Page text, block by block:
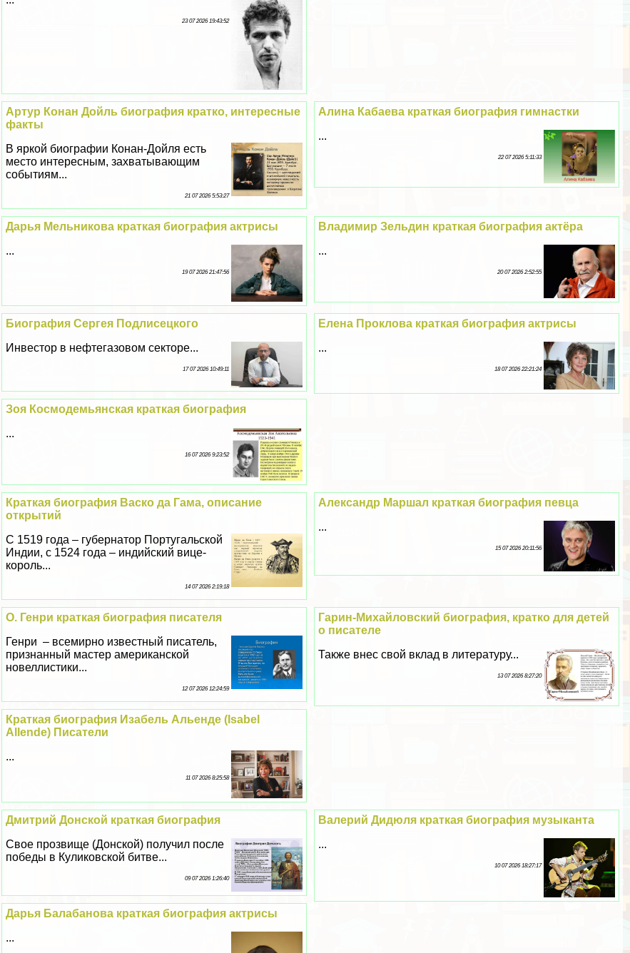
23 07 2026 19:43:52
Алина Кабаева краткая биография гимнастки
...
22 07 2026 5:11:33
Артур Конан Дойль биография кратко, интересные
факты
В яркой биографии Конан-Дойля есть
место интересным, захватывающим
событиям...
21 07 2026 5:53:27
Владимир Зельдин краткая биография актёра
...
20 07 2026 2:52:55
Дарья Мельникова краткая биография актрисы
...
19 07 2026 21:47:56
Елена Проклова краткая биография актрисы
...
18 07 2026 22:21:24
Биография Сергея Подлисецкого
Инвестор в нефтегазовом секторе...
17 07 2026 10:49:11
Зоя Космодемьянская краткая биография
...
16 07 2026 9:23:52
Александр Маршал краткая биография певца
...
15 07 2026 20:11:56
Краткая биография Васко да Гама, описание
открытий
С 1519 года – губернатор Португальской
Индии, с 1524 года – индийский вице-
король...
14 07 2026 2:19:18
Гарин-Михайловский биография, кратко для детей
о писателе
Также внес свой вклад в литературу...
13 07 2026 8:27:20
О. Генри краткая биография писателя
Генри – всемирно известный писатель,
признанный мастер американской
новеллистики...
12 07 2026 12:24:59
Краткая биография Изабель Альенде (Isabel
Allende) Писатели
...
11 07 2026 8:25:58
Валерий Дидюля краткая биография музыканта
...
10 07 2026 18:27:17
Дмитрий Донской краткая биография
Свое прозвище (Донской) получил после
победы в Куликовской битве...
09 07 2026 1:26:40
Дарья Балабанова краткая биография актрисы
...